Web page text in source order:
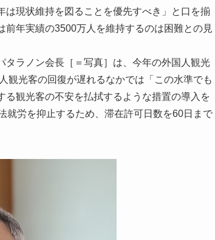
現状維持を図ることを優先すべき」と口を揃
前年実績の3500万人を維持するのは困難との見
ラノン会長［＝写真］は、今年の外国人観光
観光客の回復が遅れるなかでは「この水準でも
観光客の不安を払拭するような措置の導入を
就労を抑止するため、滞在許可日数を60日まで